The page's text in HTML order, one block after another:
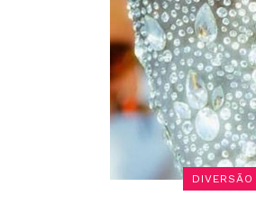
DIVERSÃO